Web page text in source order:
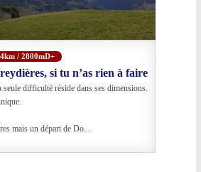
/ 2800mD+
si tu n’as rien à faire
difficulté réside dans ses dimensions.
mais un départ de Do...